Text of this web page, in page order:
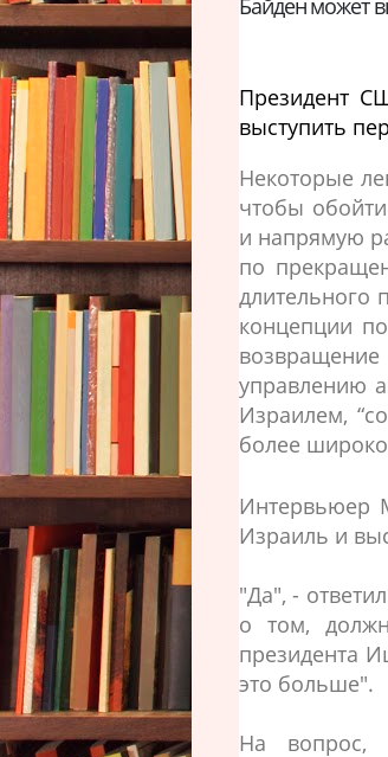
Байден может
Президент
выступить
Некоторые
чтобы
и напрямую
по
длительного
концепции
управлению
Израилем,
более
Интервьюер
Израиль и
"Да", -
о том,
президента
это больше".
На вопрос,